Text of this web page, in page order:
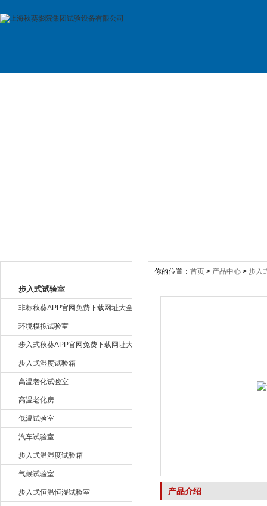
步入式试验室
非标秋葵APP官网免费下载网址大全
环境模拟试验室
步入式秋葵APP官网免费下载网址大全
步入式湿度试验箱
高温老化试验室
高温老化房
低温试验室
汽车试验室
步入式温湿度试验箱
气候试验室
步入式恒温恒湿试验室
你的位置： 首页 > 产品中心 > 步入
产品介绍